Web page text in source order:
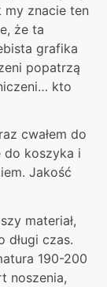
znacie ten
że ta
grafika
popatrzą
kto
cwałem do
do koszyka i
Jakość
materiał,
długi czas.
190-200
noszenia,